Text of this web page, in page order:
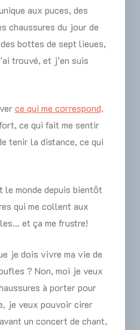
aux puces, des
chaussures du jour de
bottes de sept lieues,
trouvé, et j’en suis
ce qui me correspond,
ce qui fait me sentir
tenir la distance, ce qui
le monde depuis bientôt
qui me collent aux
et ça me frustre!
je dois vivre ma vie de
? Non, moi je veux
à porter pour
je veux pouvoir cirer
un concert de chant,